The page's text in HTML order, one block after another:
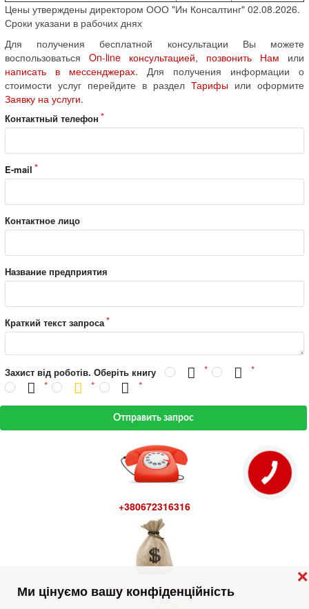
Ми цінуємо вашу конфіденційність
❌
Цены утверждены директором ООО "Ин Консалтинг" 02.08.2026.
Сроки указани в рабочих днях
Для получения бесплатной консультации Вы можете
воспользоваться On-line консультацией, позвонить Нам или
написать в мессенджерах. Для получения информации о
стоимости услуг перейдите в раздел Тарифы или оформите
Заявку на услуги.
Контактный телефон
E-mail
Контактное лицо
Название предприятия
Краткий текст запроса
Захист від роботів. Оберіть книгу
Отправить запрос
+380672316316
Сроки и стоимость